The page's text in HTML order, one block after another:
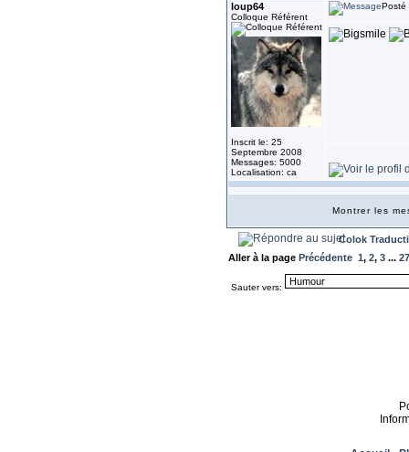
loup64
Colloque Référent
Inscrit le: 25
Septembre 2008
Messages: 5000
Localisation: ca
Posté
Montrer les
Colok
Aller à la page Précédente 1, 2, 3 ...
Sauter vers: